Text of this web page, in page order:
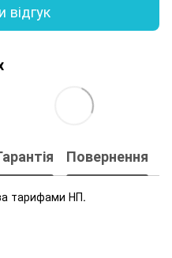
відгук
Повернення
тарифами НП.